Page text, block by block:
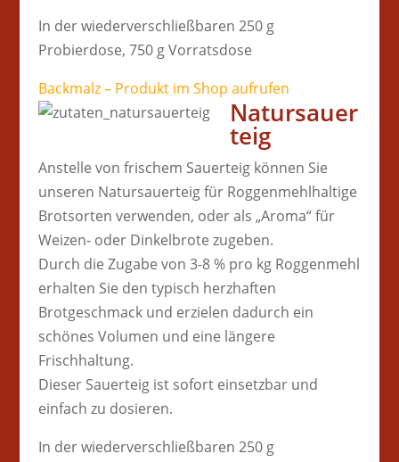
In der wiederverschließbaren 250 g
Probierdose, 750 g Vorratsdose
Backmalz – Produkt im Shop aufrufen
Natursauer
teig
Anstelle von frischem Sauerteig können Sie
unseren Natursauerteig für Roggenmehlhaltige
Brotsorten verwenden, oder als „Aroma“ für
Weizen- oder Dinkelbrote zugeben.
Durch die Zugabe von 3-8 % pro kg Roggenmehl
erhalten Sie den typisch herzhaften
Brotgeschmack und erzielen dadurch ein
schönes Volumen und eine längere
Frischhaltung.
Dieser Sauerteig ist sofort einsetzbar und
einfach zu dosieren.
In der wiederverschließbaren 250 g